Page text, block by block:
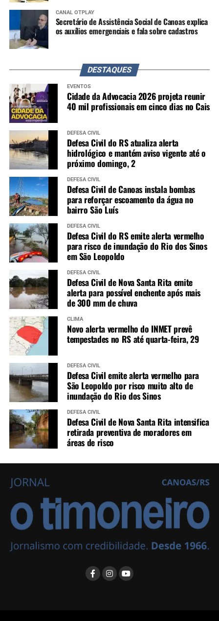
CANAL OTPLAY
Secretário de Assistência Social de Canoas explica
os auxílios emergenciais e fala sobre cadastros
DESTAQUES
EVENTOS
Cidade da Advocacia 2026 projeta reunir
40 mil profissionais em cinco dias no Cais
DEFESA CIVIL
Defesa Civil do RS atualiza alerta
hidrológico e mantém aviso vigente até o
próximo domingo, 2
DEFESA CIVIL
Defesa Civil de Canoas instala bombas
para reforçar escoamento da água no
bairro São Luís
DEFESA CIVIL
Defesa Civil do RS emite alerta vermelho
para risco de inundação do Rio dos Sinos
em São Leopoldo
DEFESA CIVIL
Defesa Civil de Nova Santa Rita emite
alerta para possível enchente após mais
de 300 mm de chuva
CLIMA
Novo alerta vermelho do INMET prevê
tempestades no RS até quarta-feira, 29
DEFESA CIVIL
Defesa Civil emite alerta vermelho para
São Leopoldo por risco muito alto de
inundação do Rio dos Sinos
DEFESA CIVIL
Defesa Civil de Nova Santa Rita intensifica
retirada preventiva de moradores em
áreas de risco